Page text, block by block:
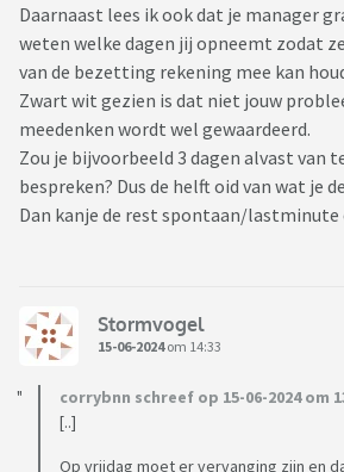
Daarnaast lees ik ook dat je manager
weten welke dagen jij opneemt zodat
van de bezetting rekening mee kan
Zwart wit gezien is dat niet jouw
meedenken wordt wel gewaardeerd.
Zou je bijvoorbeeld 3 dagen alvast van
bespreken? Dus de helft oid van wat je
Dan kanje de rest spontaan/lastminute
Stormvogel
15-06-2024om 14:33
corrybnn schreef op 15-06-2024 om
[..]
Op vrijdag moet er vervanging zijn en